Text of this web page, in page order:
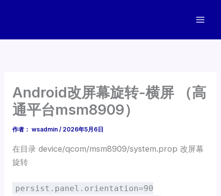
Android改屏幕旋转-横屏 （高
通平台msm8909）
作者： wsadmin/ 2026年5月6日
在目录 device/qcom/msm8909/system.prop 改屏幕
旋转
persist.panel.orientation=90